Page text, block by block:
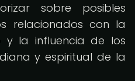
sobre posibles
relacionados con la
y la influencia de los
y espiritual de la